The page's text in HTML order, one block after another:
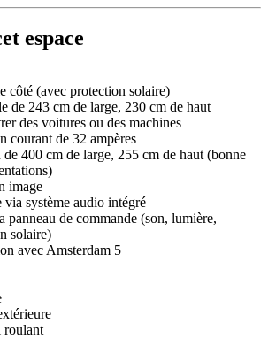
espace
côté (avec protection solaire)
de 243 cm de large, 230 cm de haut
des voitures ou des machines
courant de 32 ampères
400 cm de large, 255 cm de haut (bonne
image
système audio intégré
panneau de commande (son, lumière,
solaire)
avec Amsterdam 5
roulant